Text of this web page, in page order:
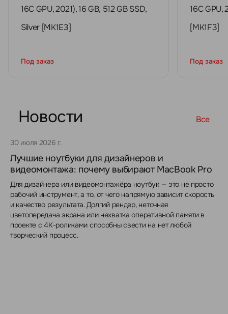
16C GPU, 2021), 16 GB, 512 GB SSD,
Silver [MK1E3]
Под заказ
16C GPU,
[MK1F3]
Под заказ
Новости Все
30 июля 2026 г.
Лучшие ноутбуки для дизайнеров и
видеомонтажа: почему выбирают MacBook Pro
Для дизайнера или видеомонтажёра ноутбук — это не просто
рабочий инструмент, а то, от чего напрямую зависит скорость
и качество результата. Долгий рендер, неточная
цветопередача экрана или нехватка оперативной памяти в
проекте с 4K-роликами способны свести на нет любой
творческий процесс.